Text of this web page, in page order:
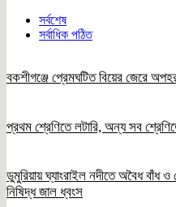
সর্বশেষ
সর্বাধিক পঠিত
বকশীগঞ্জে প্রেমঘটিত বিয়ের জেরে
প্রথম শ্রেণিতে লটারি, অন্য সব শ্রেণিতে
ডুমুরিয়ায় ঘ্যাংরাইল নদীতে অবৈধ বাঁধ
নিষিদ্ধ জাল ধ্বংস